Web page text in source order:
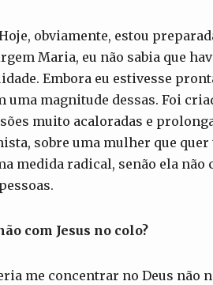
obviamente, estou
Maria, eu não sabia que
Embora eu estivesse
uma magnitude dessas. Foi
muito acaloradas e
sobre uma mulher que quer
medida radical, senão ela não
com Jesus no colo?
me concentrar no Deus não